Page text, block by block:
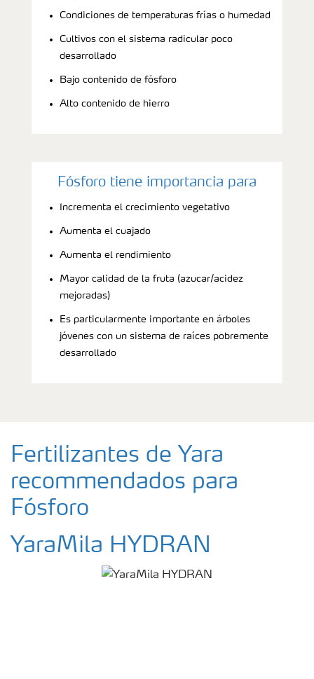
Condiciones de temperaturas frías o humedad
Cultivos con el sistema radicular poco
desarrollado
Bajo contenido de fósforo
Alto contenido de hierro
Fósforo tiene importancia para
Incrementa el crecimiento vegetativo
Aumenta el cuajado
Aumenta el rendimiento
Mayor calidad de la fruta (azucar/acidez
mejoradas)
Es particularmente importante en árboles
jóvenes con un sistema de raíces pobremente
desarrollado
Fertilizantes de Yara
recommendados para
Fósforo
YaraMila HYDRAN